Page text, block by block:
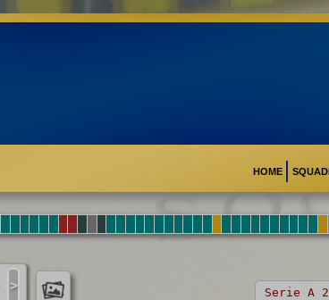
HOME
> Serie A